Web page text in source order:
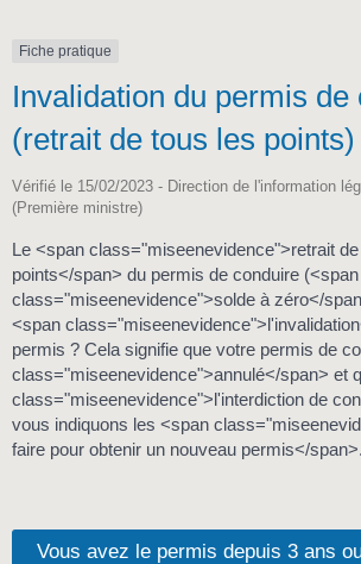
Fiche pratique
Invalidation du permis de
(retrait de tous les points)
Vérifié le 15/02/2023 - Direction de l'information
(Première ministre)
Le <span class="miseenevidence">retrait
points</span> du permis de conduire (<span
class="miseenevidence">solde à zéro</
<span
permis ? Cela signifie que votre permis de
class="miseenevidence">annulé</span> et
class="miseenevidence">l'interdiction de
vous indiquons les <span
faire pour obtenir un nouveau permis</span>.
Vous avez le permis depuis 3 ans